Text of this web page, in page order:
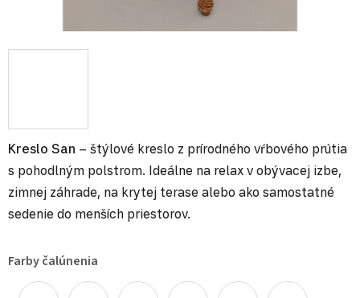
Kreslo San – štýlové kreslo z prírodného vŕbového prútia
s pohodlným polstrom. Ideálne na relax v obývacej izbe,
zimnej záhrade, na krytej terase alebo ako samostatné
sedenie do menších priestorov.
Farby čalúnenia